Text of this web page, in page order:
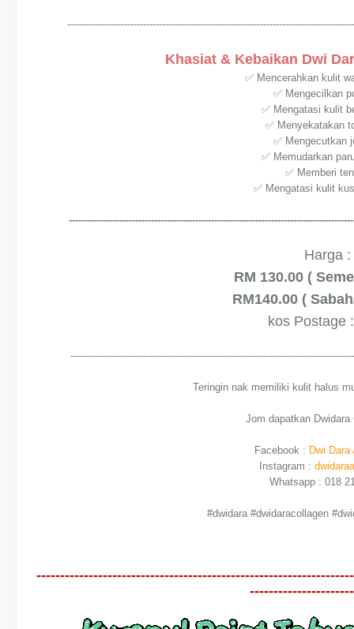
Khasiat & Kebaikan Dwi
✅ Mencerahkan kulit
✅ Mengecilkan
✅ Mengatasi kulit
✅ Menyekatakan
✅ Mengecutkan
✅ Memudarkan
✅ Memberi
✅ Mengatasi kulit
Harga :
RM 130.00 (
RM140.00 (
kos Postage
Teringin nak memiliki kulit halus
Jom dapatkan Dwidara
Facebook : Dwi Dara
Instagram :
Whatsapp : 018
#dwidara #dwidaracollagen